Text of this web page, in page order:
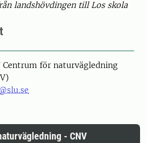
landshövdingen till Los skola
Centrum för naturvägledning
- CNV